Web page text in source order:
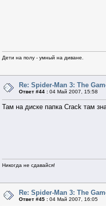
Дети на полу - умный на диване.
Re: Spider-Man 3: The
Ответ #44 : 04 Май 2007, 15:58
Там на диске папка Crack там
Никогда не сдавайся!
Re: Spider-Man 3: The
Ответ #45 : 04 Май 2007, 16:05